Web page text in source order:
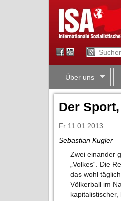
Über uns
Der
Fr 11.01.2013
Sebastian Kugler
Zwei einander
„Volkes“. Die
das wohl
Völkerball im